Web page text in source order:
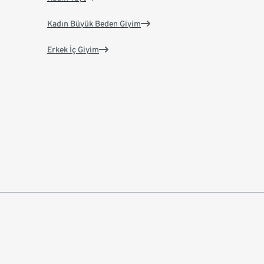
Kadın Büyük Beden Giyim
Erkek İç Giyim